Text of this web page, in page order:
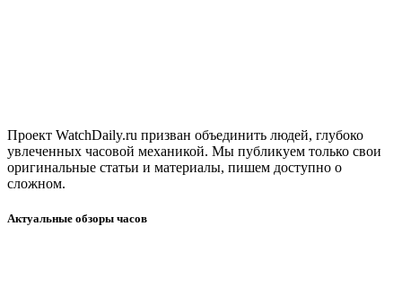
Проект WatchDaily.ru призван объединить людей, глубоко
увлеченных часовой механикой. Мы публикуем только свои
оригинальные статьи и материалы, пишем доступно о
сложном.
Актуальные обзоры часов